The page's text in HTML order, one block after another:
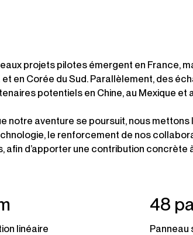
projets pilotes émergent en France,
en Corée du Sud. Parallèlement, des
potentiels en Chine, au Mexique et
notre aventure se poursuit, nous mettons
le renforcement de nos
afin d’apporter une contribution concrète
linéaire
48
Panneau